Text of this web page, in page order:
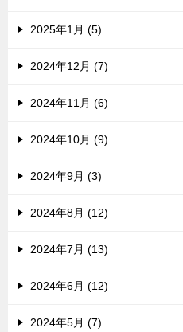
2025年1月 (5)
2024年12月 (7)
2024年11月 (6)
2024年10月 (9)
2024年9月 (3)
2024年8月 (12)
2024年7月 (13)
2024年6月 (12)
2024年5月 (7)